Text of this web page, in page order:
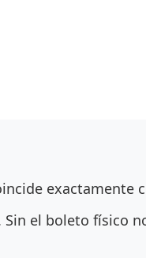
exactamente
el boleto físico